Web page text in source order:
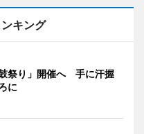
キング
祭り」開催へ 手に汗握
に